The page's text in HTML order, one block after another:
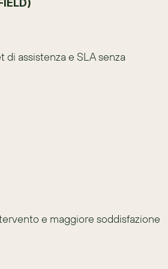
assistenza e SLA senza
e maggiore soddisfazione